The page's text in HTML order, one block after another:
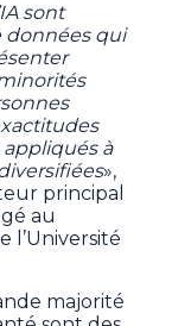
sont
données qui
à
»,
principal
au
l’Université
majorité